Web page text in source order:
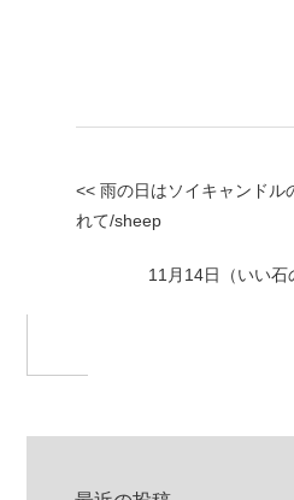
<< 雨の日はソイキャンドル
れて/sheep
11月14日（いい